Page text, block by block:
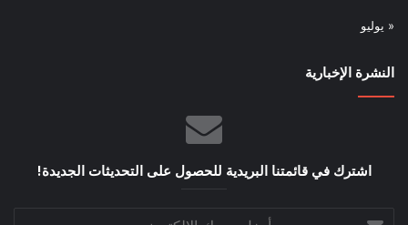
« يوليو
النشرة الإخبارية
اشترك في قائمتنا البريدية للحصول على التحديثات الجديدة!